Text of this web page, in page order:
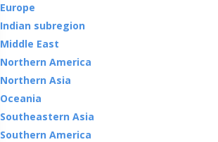
Europe
Indian subregion
Middle East
Northern America
Northern Asia
Oceania
Southeastern Asia
Southern America